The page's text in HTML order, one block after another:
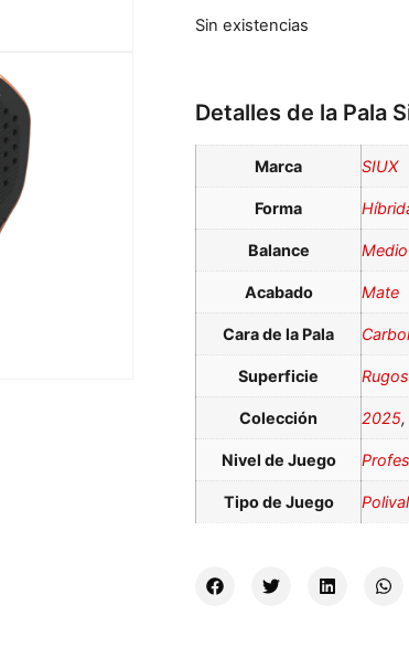
Sin existencias
Detalles de la Pala
Marca SIUX
Forma
Balance Medio
Acabado Mate
Cara de la Pala
Superficie
Colección 2025
Nivel de Juego
Tipo de Juego